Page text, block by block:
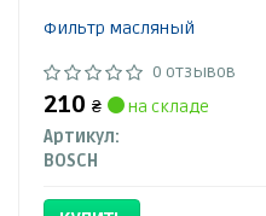
Фильтр масляный
0 отзывов
210 ₴
на складе
Артикул:
BOSCH